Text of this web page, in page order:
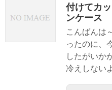
付けてカ
ンケース
こんばんは
ったのに、
したがいか
冷えしない